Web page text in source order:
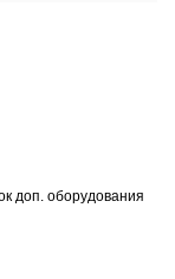
доп. оборудования